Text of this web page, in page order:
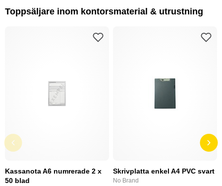
Toppsäljare inom kontorsmaterial & utrustning
Kassanota A6 numrerade 2 x
50 blad
Skrivplatta enkel A4 PVC svart
No Brand